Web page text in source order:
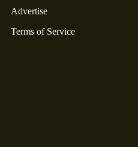
Advertise
Terms of Service